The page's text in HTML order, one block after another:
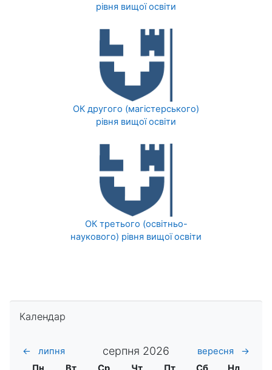
рівня вищої освіти
ОК другого (магістерського)
рівня вищої освіти
ОК третього (освітньо-
наукового) рівня вищої освіти
Календар
← липня серпня 2026 вересня
→
ПонеділокВівторокСереда Четвер П'ятницяСуботаНеділя